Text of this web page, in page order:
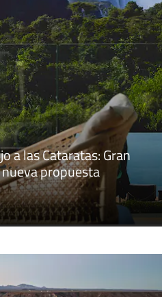
a las Cataratas: Gran
propuesta